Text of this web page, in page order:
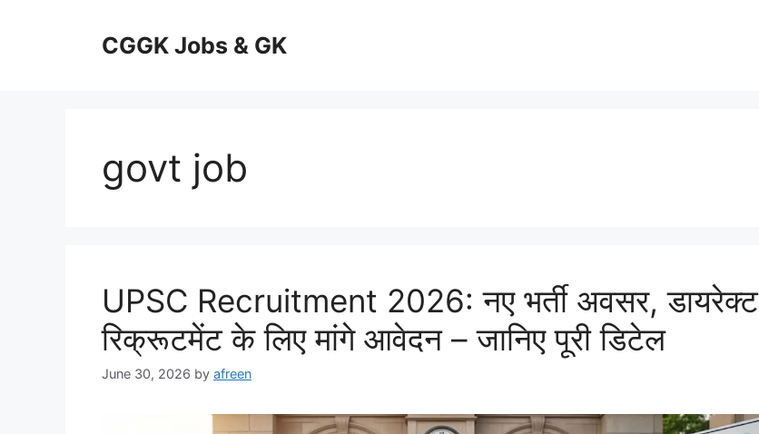
CGGK Jobs & GK
govt job
UPSC Recruitment 2026: नए भर्ती अवसर, डायरेक्ट
रिक्रूटमेंट के लिए मांगे आवेदन – जानिए पूरी डिटेल
June 30, 2026 by afreen